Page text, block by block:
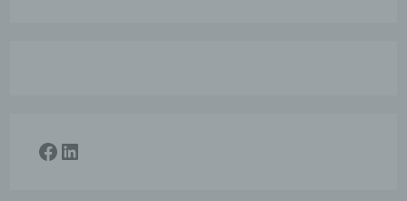
Facebook
LinkedIn
i) Empfänger